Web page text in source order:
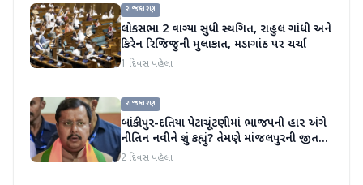
રાજકારણ
લોકસભા 2 વાગ્યા સુધી સ્થગિત, રાહુલ ગાંધી અને
કિરેન રિજિજુની મુલાકાત, મડાગાંઠ પર ચર્ચા
1 દિવસ પહેલા
રાજકારણ
બાંકીપુર-દતિયા પેટાચૂંટણીમાં ભાજપની હાર અંગે
નીતિન નવીને શું કહ્યું? તેમણે માંજલપુરની જીત
પર પણ ટિપ્પણી કરી
2 દિવસ પહેલા